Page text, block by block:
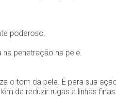
poderoso.
penetração na pele.
o tom da pele. E para sua
de reduzir rugas e linhas finas.